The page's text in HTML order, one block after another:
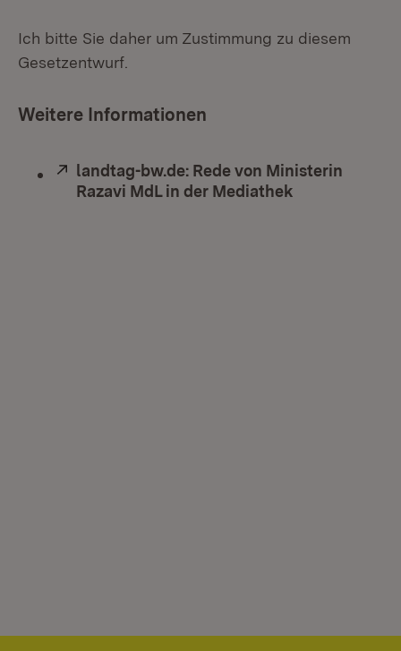
Ich bitte Sie daher um Zustimmung zu diesem
Gesetzentwurf.
Weitere Informationen
Extern:
landtag-bw.de: Rede von Ministerin
Razavi MdL in der Mediathek